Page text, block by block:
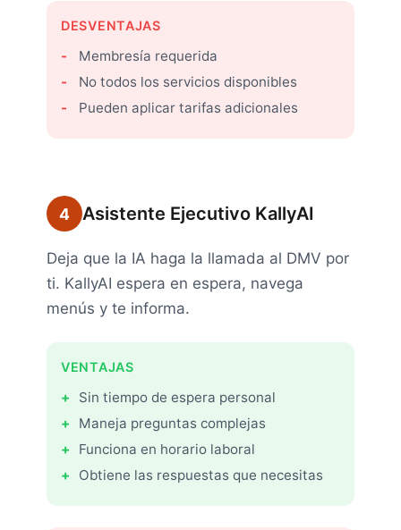
DESVENTAJAS
Membresía requerida
No todos los servicios disponibles
Pueden aplicar tarifas adicionales
4 Asistente Ejecutivo KallyAI
Deja que la IA haga la llamada al DMV por
ti. KallyAI espera en espera, navega
menús y te informa.
VENTAJAS
Sin tiempo de espera personal
Maneja preguntas complejas
Funciona en horario laboral
Obtiene las respuestas que necesitas